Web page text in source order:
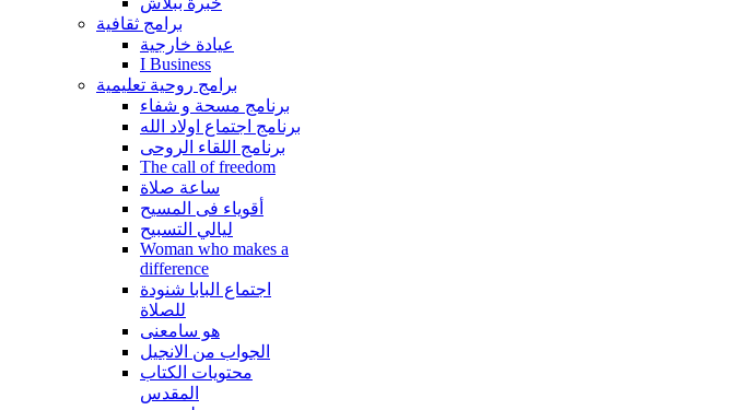
برامج ثقافية
عيادة خارجية
I Business
برامج روحية تعليمية
برنامج مسحة و شفاء
برنامج اجتماع اولاد الله
برنامج اللقاء الروحى
The call of freedom
ساعة صلاة
أقوياء فى المسيح
ليالي التسبيح
Woman who makes a
difference
اجتماع البابا شنودة
للصلاة
هو سامعنى
الجواب من الانجيل
محتويات الكتاب
المقدس